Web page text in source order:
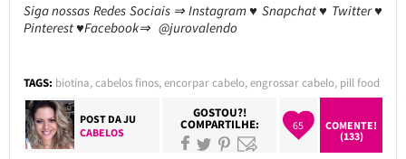
Siga nossas Redes Sociais ⇒ Instagram ♥ Snapchat ♥ Twitter ♥
Pinterest ♥Facebook⇒ @jurovalendo
TAGS: biotina,cabelos finos,encorpar cabelo,engrossar cabelo, pill food
POST DAJU
CABELOS
GOSTOU?!
COMPARTILHE: 65
COMENTE!
(133)